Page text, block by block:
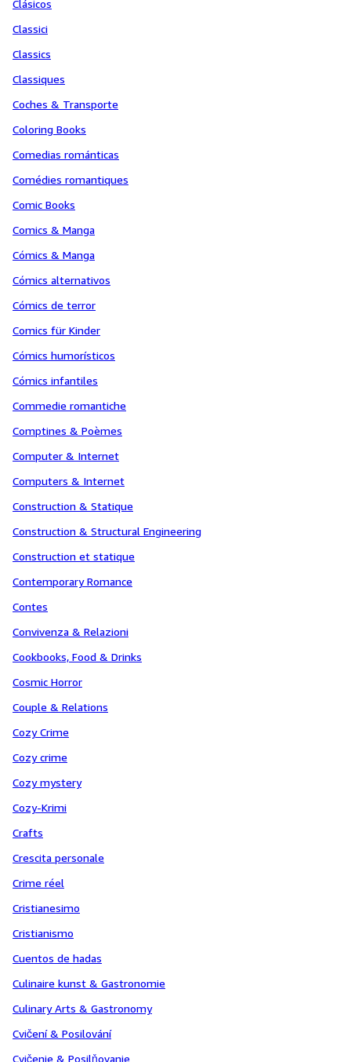
Clásicos
Classici
Classics
Classiques
Coches & Transporte
Coloring Books
Comedias románticas
Comédies romantiques
Comic Books
Comics & Manga
Cómics & Manga
Cómics alternativos
Cómics de terror
Comics für Kinder
Cómics humorísticos
Cómics infantiles
Commedie romantiche
Comptines & Poèmes
Computer & Internet
Computers & Internet
Construction & Statique
Construction & Structural Engineering
Construction et statique
Contemporary Romance
Contes
Convivenza & Relazioni
Cookbooks, Food & Drinks
Cosmic Horror
Couple & Relations
Cozy Crime
Cozy crime
Cozy mystery
Cozy-Krimi
Crafts
Crescita personale
Crime réel
Cristianesimo
Cristianismo
Cuentos de hadas
Culinaire kunst & Gastronomie
Culinary Arts & Gastronomy
Cvičení & Posilování
Cvičenie & Posilňovanie